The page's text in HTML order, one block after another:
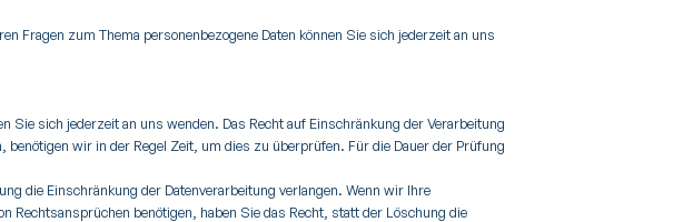
Fragen zum Thema personenbezogene Daten können Sie sich jederzeit an uns
Sie sich jederzeit an uns wenden. Das Recht auf Einschränkung der Verarbeitung
wir in der Regel Zeit, um dies zu überprüfen. Für die Dauer der Prüfung
die Einschränkung der Datenverarbeitung verlangen. Wenn wir Ihre
Rechtsansprüchen benötigen, haben Sie das Recht, statt der Löschung die